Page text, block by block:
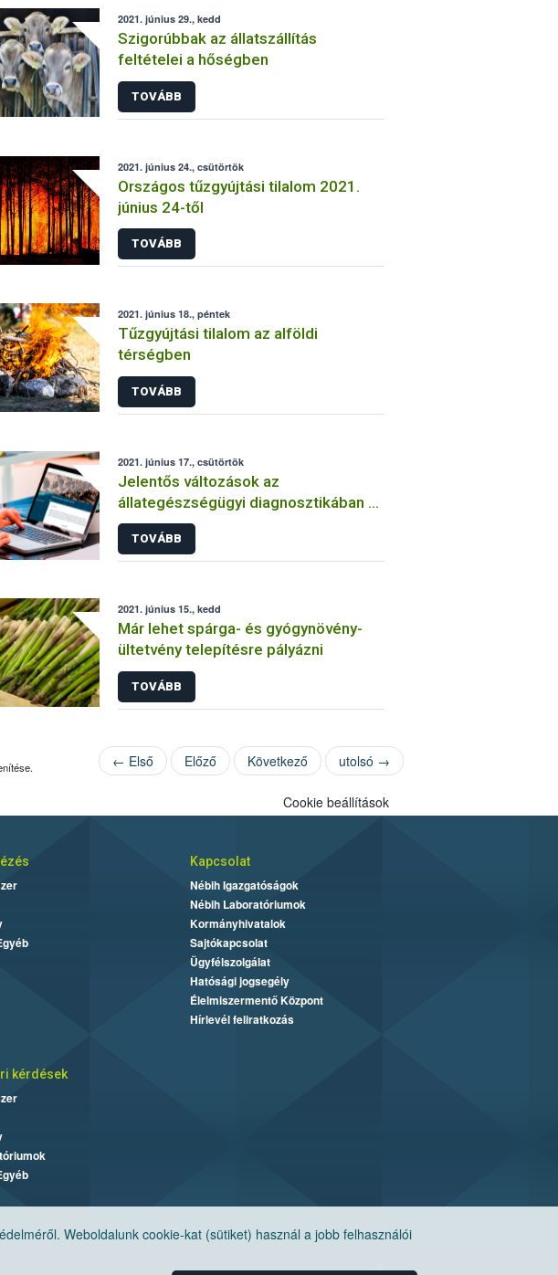
2021. június 29., kedd
Szigorúbbak az állatszállítás
feltételei a hőségben
TOVÁBB
2021. június 24., csütörtök
Országos tűzgyújtási tilalom 2021.
június 24-től
TOVÁBB
2021. június 18., péntek
Tűzgyújtási tilalom az alföldi
térségben
TOVÁBB
2021. június 17., csütörtök
Jelentős változások az
állategészségügyi diagnosztikában –
jön a digitális LABOR szakrendszer
TOVÁBB
2021. június 15., kedd
Már lehet spárga- és gyógynövény-
ültetvény telepítésre pályázni
TOVÁBB
← Első Előző Következő utolsó →
Weboldalunk cookie-kat (sütiket) használ a jobb felhasználói
Cookie beállítások
Kapcsolat
Nébih Igazgatóságok
Nébih Laboratóriumok
Kormányhivatalok
Sajtókapcsolat
Ügyfélszolgálat
Hatósági jogsegély
Élelmiszermentő Központ
Hírlevél feliratkozás
kérdések